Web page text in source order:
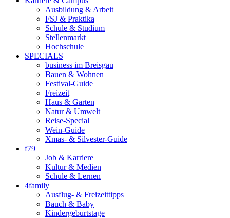
Ausbildung & Arbeit
FSJ & Praktika
Schule & Studium
Stellenmarkt
Hochschule
SPECIALS
business im Breisgau
Bauen & Wohnen
Festival-Guide
Freizeit
Haus & Garten
Natur & Umwelt
Reise-Special
Wein-Guide
Xmas- & Silvester-Guide
f79
Job & Karriere
Kultur & Medien
Schule & Lernen
4family
Ausflug- & Freizeittipps
Bauch & Baby
Kindergeburtstage